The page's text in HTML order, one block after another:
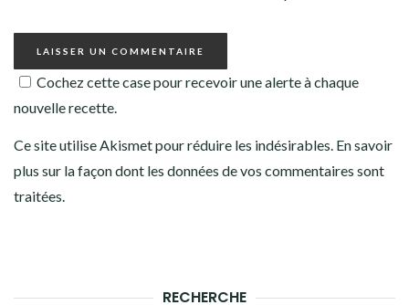
Cochez cette case pour recevoir une alerte à chaque
nouvelle recette.
Ce site utilise Akismet pour réduire les indésirables. En savoir
plus sur la façon dont les données de vos commentaires sont
traitées.
RECHERCHE